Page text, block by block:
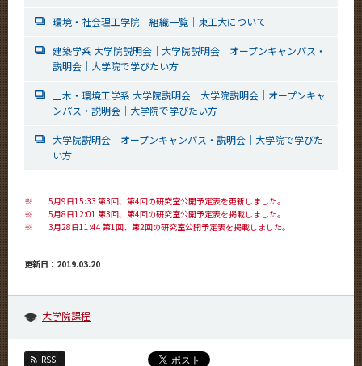
環境・社会理工学院｜組織一覧｜東工大について
建築学系 大学院説明会｜大学院説明会｜オープンキャンパス・
説明会｜大学院で学びたい方
土木・環境工学系 大学院説明会｜大学院説明会｜オープンキャ
ンパス・説明会｜大学院で学びたい方
大学院説明会｜オープンキャンパス・説明会｜大学院で学びた
い方
※
5月9日15:33 第3回、第4回の研究室公開予定表を更新しました。
※
5月8日12:01 第3回、第4回の研究室公開予定表を掲載しました。
※
3月28日11:44 第1回、第2回の研究室公開予定表を掲載しました。
更新日：2019.03.20
大学院課程
RSS